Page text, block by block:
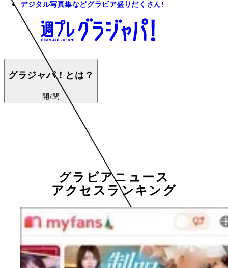
デジタル写真集などグラビア盛りだくさん!
グラジャパ！とは？
開/閉
グラビアニュース
アクセスランキング